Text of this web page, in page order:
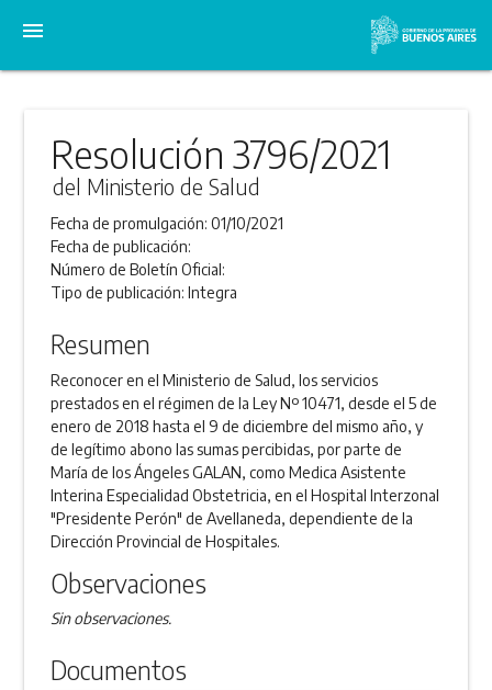
menu
Resolución 3796/2021
del Ministerio de Salud
Fecha de promulgación:01/10/2021
Fecha de publicación:
Número de Boletín Oficial:
Tipo de publicación:Integra
Resumen
Reconocer en el Ministerio de Salud, los servicios
prestados en el régimen de la Ley Nº 10471, desde el 5 de
enero de 2018 hasta el 9 de diciembre del mismo año, y
de legítimo abono las sumas percibidas, por parte de
María de los Ángeles GALAN, como Medica Asistente
Interina Especialidad Obstetricia, en el Hospital Interzonal
"Presidente Perón" de Avellaneda, dependiente de la
Dirección Provincial de Hospitales.
Observaciones
Sin observaciones.
Documentos